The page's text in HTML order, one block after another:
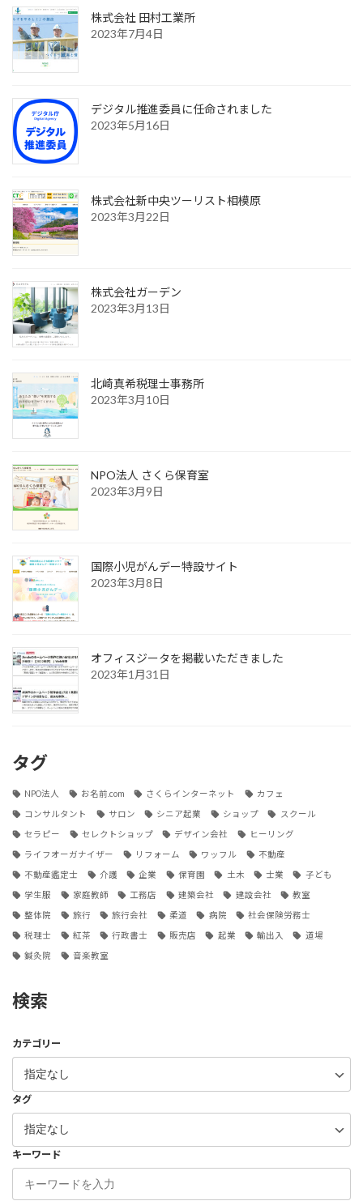
株式会社 田村工業所
2023年7月4日
デジタル推進委員に任命されました
2023年5月16日
株式会社新中央ツーリスト相模原
2023年3月22日
株式会社ガーデン
2023年3月13日
北崎真希税理士事務所
2023年3月10日
NPO法人 さくら保育室
2023年3月9日
国際小児がんデー特設サイト
2023年3月8日
オフィスジータを掲載いただきました
2023年1月31日
タグ
NPO法人 お名前.com さくらインターネット カフェ
コンサルタント サロン シニア起業 ショップ スクール
セラピー セレクトショップ デザイン会社 ヒーリング
ライフオーガナイザー リフォーム ワッフル 不動産
不動産鑑定士 介護 企業 保育園 土木 士業 子ども
学生服 家庭教師 工務店 建築会社 建設会社 教室
整体院 旅行 旅行会社 柔道 病院 社会保険労務士
税理士 紅茶 行政書士 販売店 起業 輸出入 道場
鍼灸院 音楽教室
検索
カテゴリー
タグ
キーワード